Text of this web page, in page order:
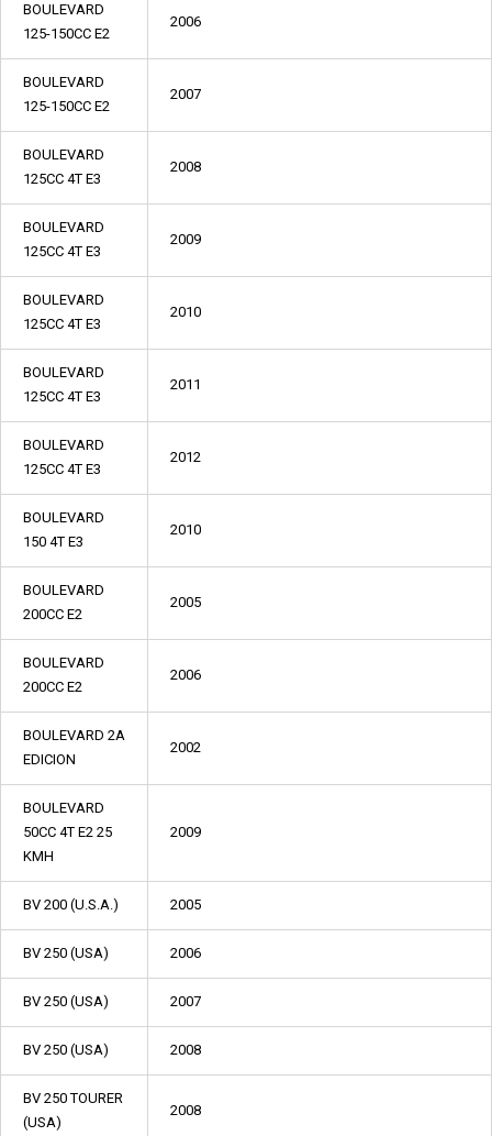
BOULEVARD
125-150CC E2
2006
BOULEVARD
125-150CC E2
2007
BOULEVARD
125CC 4T E3
2008
BOULEVARD
125CC 4T E3
2009
BOULEVARD
125CC 4T E3
2010
BOULEVARD
125CC 4T E3
2011
BOULEVARD
125CC 4T E3
2012
BOULEVARD
150 4T E3
2010
BOULEVARD
200CC E2
2005
BOULEVARD
200CC E2
2006
BOULEVARD 2A
EDICION
2002
BOULEVARD
50CC 4T E2 25
KMH
2009
BV 200 (U.S.A.) 2005
BV 250 (USA) 2006
BV 250 (USA) 2007
BV 250 (USA) 2008
BV 250 TOURER
(USA)
2008